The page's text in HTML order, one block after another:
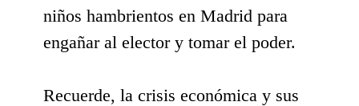
niños hambrientos en Madrid para
engañar al elector y tomar el poder.
Recuerde, la crisis económica y sus